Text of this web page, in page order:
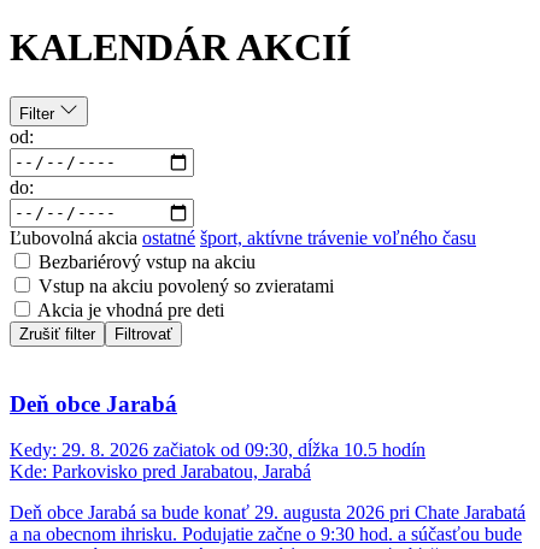
KALENDÁR AKCIÍ
Filter
od:
do:
Ľubovolná akcia ostatné šport, aktívne trávenie voľného času
Bezbariérový vstup na akciu
Vstup na akciu povolený so zvieratami
Akcia je vhodná pre deti
Zrušiť filter Filtrovať
Deň obce Jarabá
Kedy: 29. 8. 2026 začiatok od 09:30, dĺžka 10.5 hodín
Kde: Parkovisko pred Jarabatou, Jarabá
Deň obce Jarabá sa bude konať 29. augusta 2026 pri Chate Jarabatá
a na obecnom ihrisku. Podujatie začne o 9:30 hod. a súčasťou bude